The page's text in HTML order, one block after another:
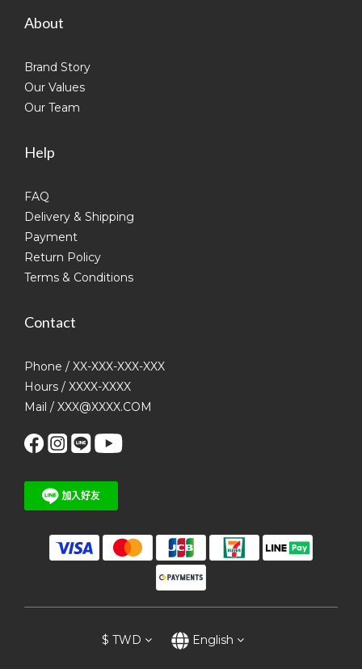
About
Brand Story
Our Values
Our Team
Help
FAQ
Delivery & Shipping
Payment
Return Policy
Terms & Conditions
Contact
Phone / XX-XXX-XXX-XXX
Hours / XXXX-XXXX
Mail / XXX@XXXX.COM
$ TWD English